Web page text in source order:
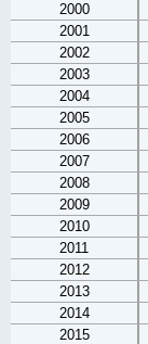
2000
2001
2002
2003
2004
2005
2006
2007
2008
2009
2010
2011
2012
2013
2014
2015